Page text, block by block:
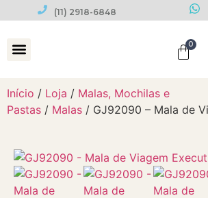
(11) 2918-6848
0
Início / Loja / Malas, Mochilas e
Pastas / Malas / GJ92090 – Mala de